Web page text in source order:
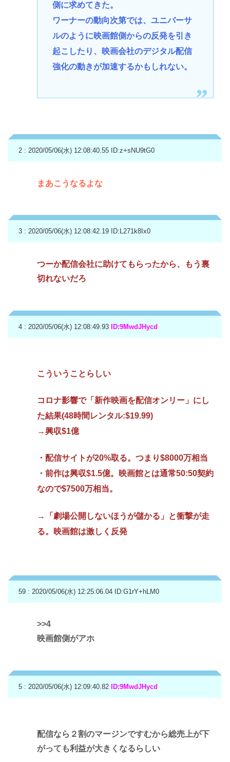
側に求めてきた。
ワーナーの動向次第では、ユニバーサ
ルのように映画館側からの反発を引き
起こしたり、映画会社のデジタル配信
強化の動きが加速するかもしれない。
2 : 2020/05/06(水) 12:08:40.55 ID:z+sNU9tG0
まあこうなるよな
3 : 2020/05/06(水) 12:08:42.19 ID:L271k8Ix0
つーか配信会社に助けてもらったから、もう裏
切れないだろ
4 : 2020/05/06(水) 12:08:49.93 ID:9MwdJHycd
こういうことらしい
コロナ影響で「新作映画を配信オンリー」にし
た結果(48時間レンタル:$19.99)
→興収$1億
・配信サイトが20%取る。つまり$8000万相当
・前作は興収$1.5億。映画館とは通常50:50契約
なので$7500万相当。
→「劇場公開しないほうが儲かる」と衝撃が走
る。映画館は激しく反発
59 : 2020/05/06(水) 12:25:06.04 ID:G1rY+hLM0
>>4
映画館側がアホ
5 : 2020/05/06(水) 12:09:40.82 ID:9MwdJHycd
配信なら２割のマージンですむから総売上が下
がっても利益が大きくなるらしい